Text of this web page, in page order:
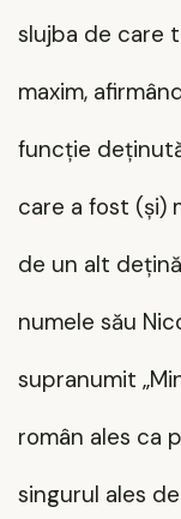
slujba de care
maxim,
funcție
care a fost (și)
de un alt
numele său
supranumit
român ales ca
singurul ales